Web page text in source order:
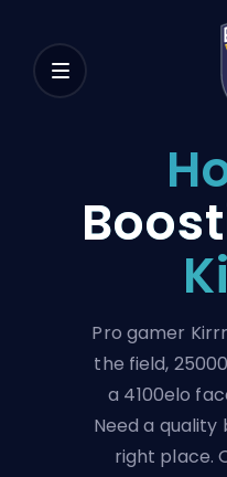
Pro gamer
the field,
a 4100elo
Need a quality
right place.